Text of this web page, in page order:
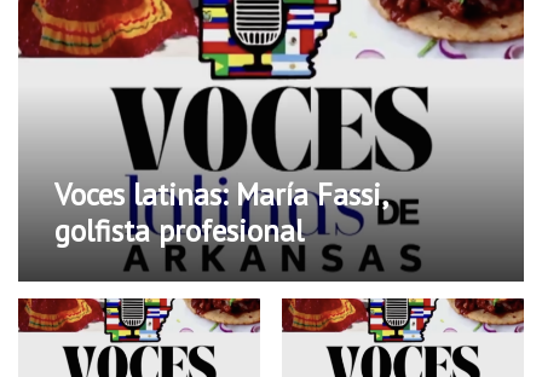
Voces latinas: María Fassi,
golfista profesional